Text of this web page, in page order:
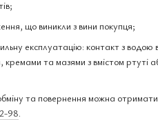
що виникли з вини покупця;
експлуатацію: контакт з
та мазями з вмістом ртуті
та повернення можна
98.